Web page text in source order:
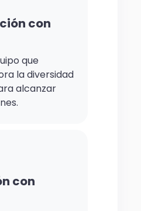
con
que
la diversidad
alcanzar
con